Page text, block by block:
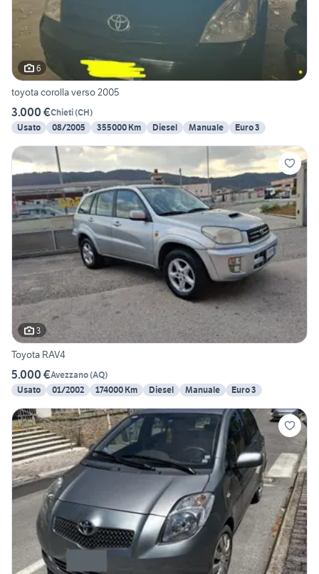
6
toyota corolla verso 2005
3.000 €Chieti(CH)
Usato
08/2005 355000 Km Diesel Manuale Euro 3
3
Toyota RAV4
5.000 €Avezzano(AQ)
Usato
01/2002 174000 Km Diesel Manuale Euro 3